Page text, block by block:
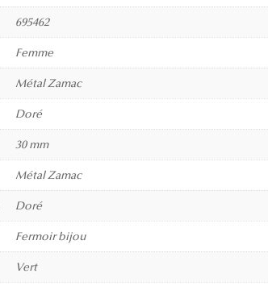
695462
Femme
Métal Zamac
Doré
30 mm
Métal Zamac
Doré
Fermoir bijou
Vert